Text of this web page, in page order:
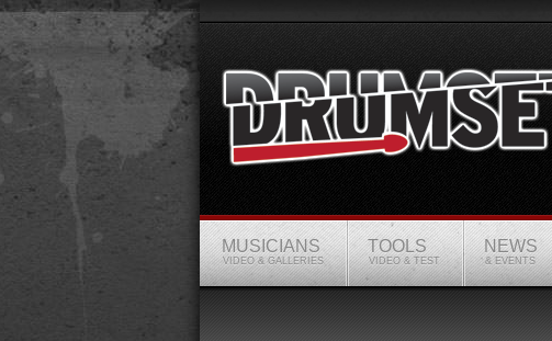
MUSICIANS
VIDEO & GALLERIES
TOOLS
VIDEO & TEST
NEWS
& EVENTS